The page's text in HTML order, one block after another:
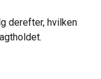
derefter, hvilken